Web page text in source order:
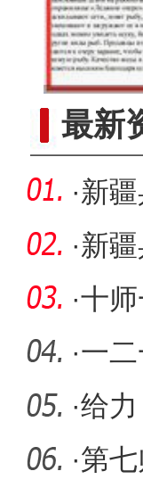
最新
·新
灾害
·新
城市
·十
·一
·给
盖
·第